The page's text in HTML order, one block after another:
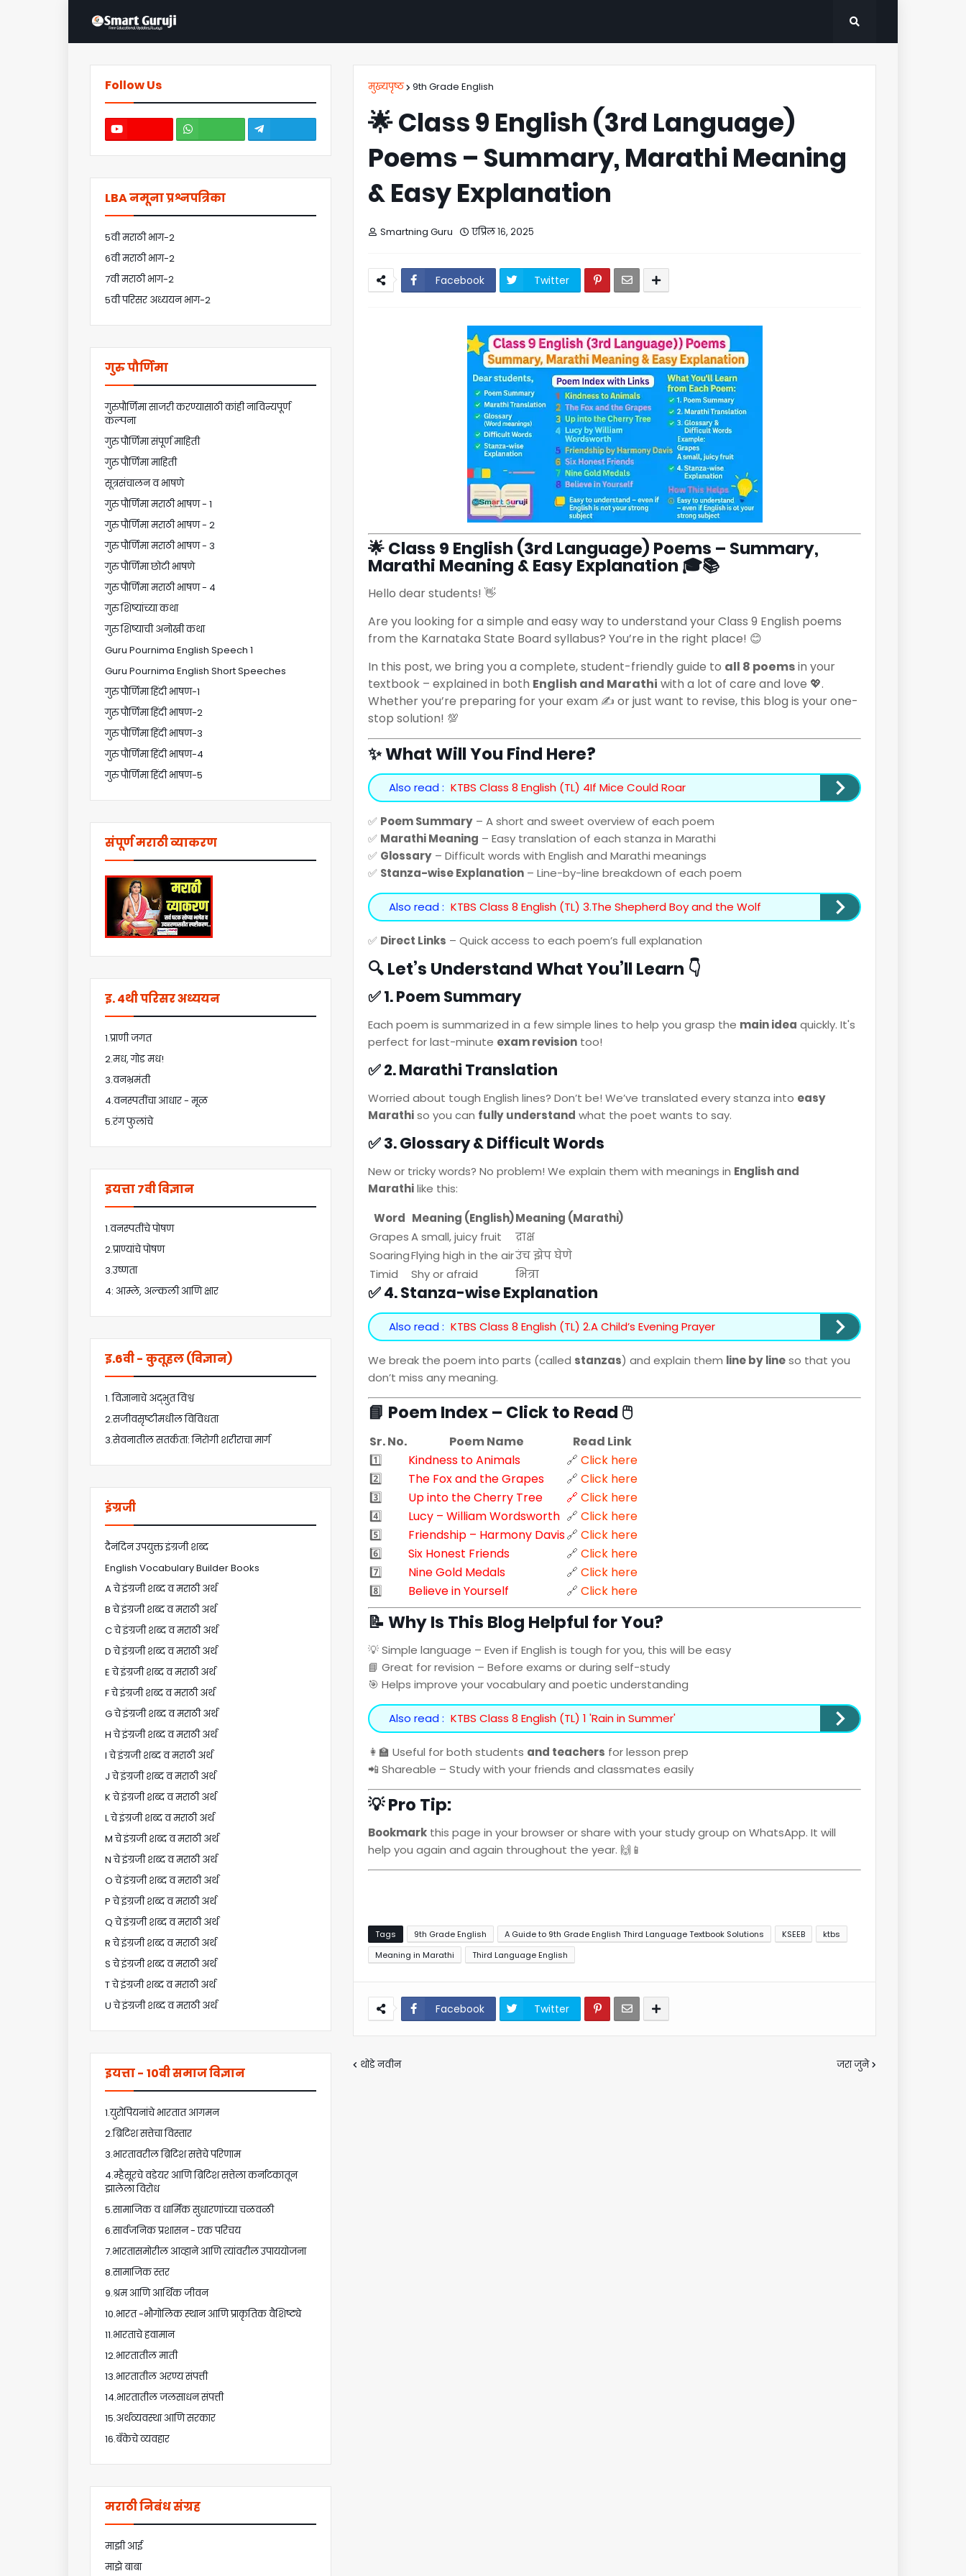
मुख्यपृष्ठ 9th Grade English
🌟 Class 9 English (3rd Language)
Poems – Summary, Marathi Meaning
& Easy Explanation
Smartning Guru एप्रिल १६, २०२५
Facebook Twitter
🌟 Class 9 English (3rd Language) Poems – Summary,
Marathi Meaning & Easy Explanation 🎓📚
Hello dear students! 👋
Are you looking for a simple and easy way to understand your Class 9 English poems
from the Karnataka State Board syllabus? You’re in the right place! 😊
In this post, we bring you a complete, student-friendly guide to all 8 poemsin your
textbook – explained in both English and Marathi with a lot of care and love 💖.
Whether you’re preparing for your exam ✍️ or just want to revise, this blog is your one-
stop solution! 💯
✨ What Will You Find Here?
Also read : KTBS Class 8 English (TL) 4If Mice Could Roar
✅ Poem Summary – A short and sweet overview of each poem
✅ Marathi Meaning – Easy translation of each stanza in Marathi
✅ Glossary – Difficult words with English and Marathi meanings
✅ Stanza-wise Explanation – Line-by-line breakdown of each poem
Also read : KTBS Class 8 English (TL) 3.The Shepherd Boy and the Wolf
✅ Direct Links – Quick access to each poem’s full explanation
🔍 Let’s Understand What You’ll Learn 👇
✅ 1. Poem Summary
Each poem is summarized in a few simple lines to help you grasp the main idea quickly. It's
perfect for last-minute exam revision too!
✅ 2. Marathi Translation
Worried about tough English lines? Don’t be! We’ve translated every stanza into easy
Marathiso you can fully understand what the poet wants to say.
✅ 3. Glossary & Difficult Words
New or tricky words? No problem! We explain them with meanings in English and
Marathilike this:
Word Meaning (English)Meaning (Marathi)
GrapesA small, juicy fruit
द्राक्ष
SoaringFlying high in the airउंच झेप घेणे
Timid
Shy or afraid भित्रा
✅ 4. Stanza-wise Explanation
Also read : KTBS Class 8 English (TL) 2.A Child’s Evening Prayer
We break the poem into parts (called stanzas) and explain them line by lineso that you
don’t miss any meaning.
📘 Poem Index – Click to Read 🖱️
Sr. No. Poem Name
Read Link
1️⃣
Kindness to Animals 🔗 Click here
2️⃣
The Fox and the Grapes 🔗 Click here
3️⃣
Up into the Cherry Tree 🔗 Click here
4️⃣
Lucy – William Wordsworth 🔗 Click here
5️⃣
Friendship – Harmony Davis🔗 Click here
6️⃣
Six Honest Friends 🔗 Click here
7️⃣
Nine Gold Medals 🔗 Click here
8️⃣
Believe in Yourself 🔗 Click here
📝 Why Is This Blog Helpful for You?
💡 Simple language – Even if English is tough for you, this will be easy
📘 Great for revision – Before exams or during self-study
🎯 Helps improve your vocabulary and poetic understanding
Also read : KTBS Class 8 English (TL) 1 'Rain in Summer'
👩‍🏫 Useful for both students and teachers for lesson prep
📲 Shareable – Study with your friends and classmates easily
💡 Pro Tip:
Bookmark this page in your browser or share with your study group on WhatsApp. It will
help you again and again throughout the year. 🙌📱
Tags 9th Grade English A Guide to 9th Grade English Third Language Textbook Solutions KSEEB
ktbs
Meaning in Marathi
Third Language English
Facebook Twitter
थोडे नवीन जरा जुने
Follow Us
LBA नमूना प्रश्नपत्रिका
5वी मराठी भाग-2
6वी मराठी भाग-2
7वी मराठी भाग-2
5वी परिसर अध्ययन भाग-2
गुरु पौर्णिमा
गुरुपौर्णिमा साजरी करण्यासाठी कांही नाविन्यपूर्ण
कल्पना
गुरु पौर्णिमा संपूर्ण माहिती
गुरु पौर्णिमा माहिती
सूत्रसंचालन व भाषणे
गुरु पौर्णिमा मराठी भाषण - 1
गुरु पौर्णिमा मराठी भाषण - 2
गुरु पौर्णिमा मराठी भाषण - 3
गुरु पौर्णिमा छोटी भाषणे
गुरु पौर्णिमा मराठी भाषण - 4
गुरु शिष्यांच्या कथा
गुरु शिष्याची अनोखी कथा
Guru Pournima English Speech 1
Guru Pournima English Short Speeches
गुरु पौर्णिमा हिंदी भाषण-1
गुरु पौर्णिमा हिंदी भाषण-2
गुरु पौर्णिमा हिंदी भाषण-3
गुरु पौर्णिमा हिंदी भाषण-4
गुरु पौर्णिमा हिंदी भाषण-5
संपूर्ण मराठी व्याकरण
इ. 4थी परिसर अध्ययन
1.प्राणी जगत
2.मध, गोड मध!
3.वनभ्रमंती
4.वनस्पतींचा आधार - मूळ
5.रंग फुलांचे
इयत्ता 7वी विज्ञान
1.वनस्पतींचे पोषण
2.प्राण्यांचे पोषण
3.उष्णता
4: आम्ले, अल्कली आणि क्षार
इ.6वी - कुतूहल (विज्ञान)
1. विज्ञानाचे अद्भुत विश्व
2.सजीवसृष्टीमधील विविधता
3.सेवनातील सतर्कता: निरोगी शरीराचा मार्ग
इंग्रजी
दैनंदिन उपयुक्त इंग्रजी शब्द
English Vocabulary Builder Books
A चे इंग्रजी शब्द व मराठी अर्थ
B चे इंग्रजी शब्द व मराठी अर्थ
C चे इंग्रजी शब्द व मराठी अर्थ
D चे इंग्रजी शब्द व मराठी अर्थ
E चे इंग्रजी शब्द व मराठी अर्थ
F चे इंग्रजी शब्द व मराठी अर्थ
G चे इंग्रजी शब्द व मराठी अर्थ
H चे इंग्रजी शब्द व मराठी अर्थ
I चे इंग्रजी शब्द व मराठी अर्थ
J चे इंग्रजी शब्द व मराठी अर्थ
K चे इंग्रजी शब्द व मराठी अर्थ
L चे इंग्रजी शब्द व मराठी अर्थ
M चे इंग्रजी शब्द व मराठी अर्थ
N चे इंग्रजी शब्द व मराठी अर्थ
O चे इंग्रजी शब्द व मराठी अर्थ
P चे इंग्रजी शब्द व मराठी अर्थ
Q चे इंग्रजी शब्द व मराठी अर्थ
R चे इंग्रजी शब्द व मराठी अर्थ
S चे इंग्रजी शब्द व मराठी अर्थ
T चे इंग्रजी शब्द व मराठी अर्थ
U चे इंग्रजी शब्द व मराठी अर्थ
इयत्ता - 10वी समाज विज्ञान
1.युरोपियनांचे भारतात आगमन
2.ब्रिटिश सत्तेचा विस्तार
3.भारतावरील ब्रिटिश सत्तेचे परिणाम
4.म्हैसूरचे वडेयर आणि ब्रिटिश सत्तेला कर्नाटकातून
झालेला विरोध
5.सामाजिक व धार्मिक सुधारणांच्या चळवळी
6.सार्वजनिक प्रशासन - एक परिचय
7.भारतासमोरील आव्हाने आणि त्यांवरील उपाययोजना
8.सामाजिक स्तर
9.श्रम आणि आर्थिक जीवन
10.भारत -भौगोलिक स्थान आणि प्राकृतिक वैशिष्ट्ये
11.भारताचे हवामान
12.भारतातील माती
13.भारतातील अरण्य संपत्ती
14.भारतातील जलसाधन संपत्ती
15.अर्थव्यवस्था आणि सरकार
16.बँकेचे व्यवहार
मराठी निबंध संग्रह
माझी आई
माझे बाबा